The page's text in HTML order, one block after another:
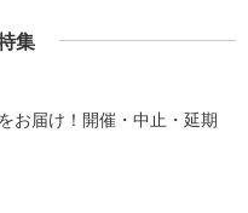
集
お届け！開催・中止・延期